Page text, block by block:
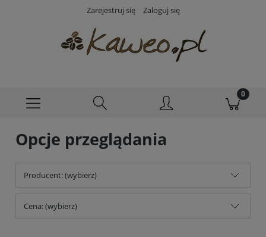
Zarejestruj się Zaloguj się
Opcje przeglądania
Producent: (wybierz)
Cena: (wybierz)